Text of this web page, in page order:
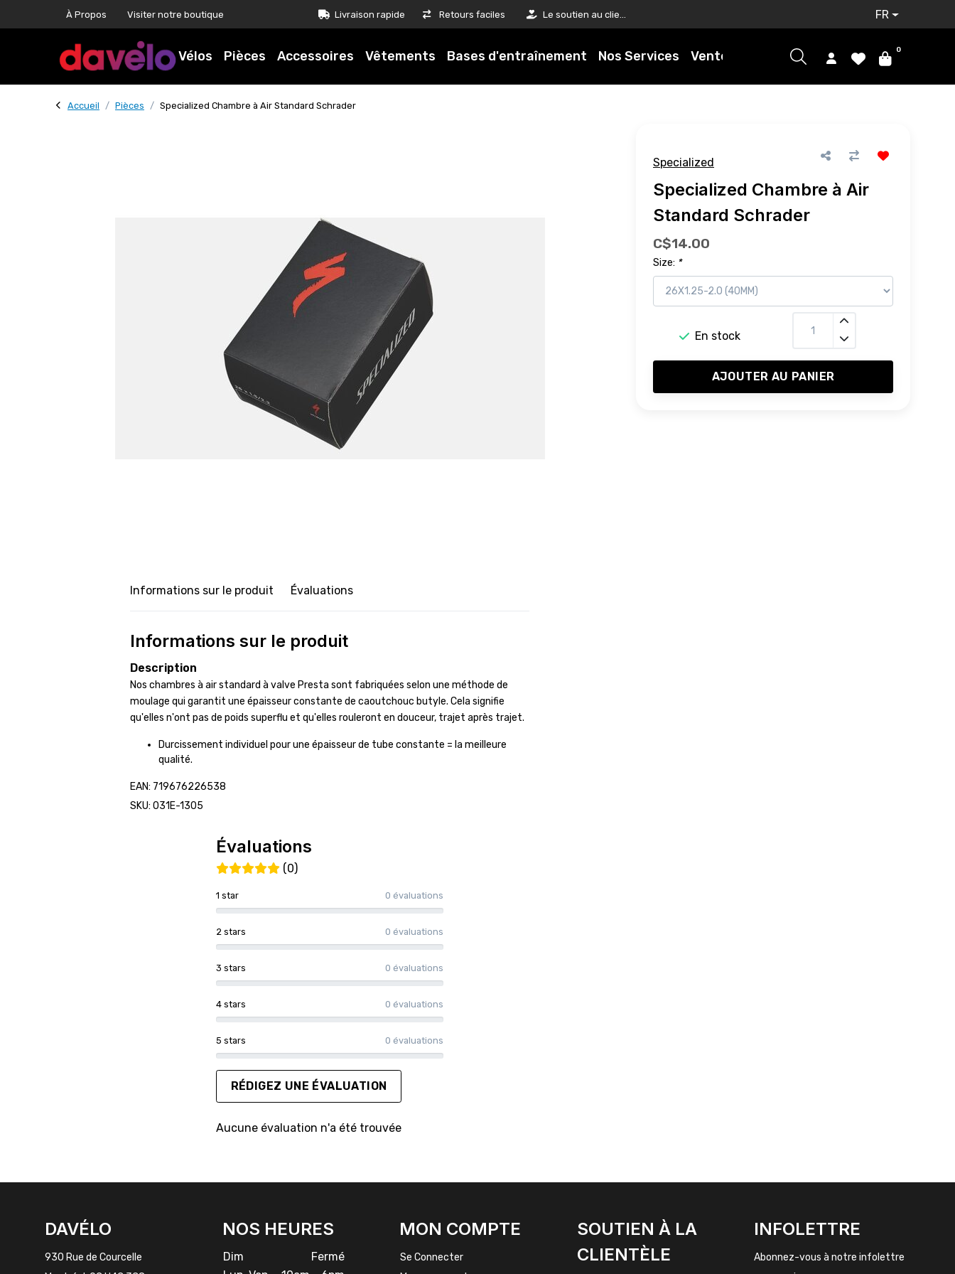
À Propos Visiter notre boutique Livraison rapide Retours faciles Le soutien au client est notre priorité FR
Vélos Pièces Accessoires Vêtements Bases d'entraînement Nos Services Ventes 0
Accueil Pièces Specialized Chambre à Air Standard Schrader
Specialized
Specialized Chambre à Air
Standard Schrader
C$14.00
Size: *
En stock
AJOUTER AU PANIER
Informations sur le produit Évaluations
Informations sur le produit
Description
Nos chambres à air standard à valve Presta sont fabriquées selon une méthode de
moulage qui garantit une épaisseur constante de caoutchouc butyle. Cela signifie
qu'elles n'ont pas de poids superflu et qu'elles rouleront en douceur, trajet après trajet.
Durcissement individuel pour une épaisseur de tube constante = la meilleure
qualité.
EAN: 719676226538
SKU: 031E-1305
Évaluations
(0)
1 star 0 évaluations
2 stars 0 évaluations
3 stars 0 évaluations
4 stars 0 évaluations
5 stars 0 évaluations
RÉDIGEZ UNE ÉVALUATION
Aucune évaluation n'a été trouvée
INSTAGRAM
DAVÉLO
930 Rue de Courcelle
NOS HEURES
Dim
Fermé
MON COMPTE
Se Connecter
SOUTIEN À LA
CLIENTÈLE
INFOLETTRE
Abonnez-vous à notre infolettre